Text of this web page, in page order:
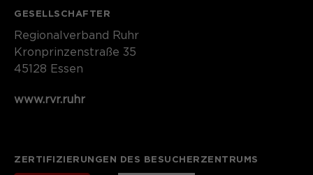
GESELLSCHAFTER
Regionalverband Ruhr
Kronprinzenstraße 35
45128 Essen
www.rvr.ruhr
ZERTIFIZIERUNGEN DES BESUCHERZENTRUMS